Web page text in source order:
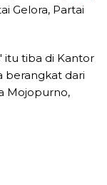
Gelora, Partai
itu tiba di Kantor
berangkat dari
Mojopurno,